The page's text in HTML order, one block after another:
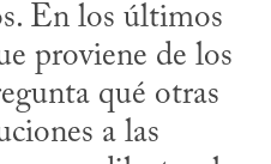
En los últimos
proviene de los
qué otras
a las